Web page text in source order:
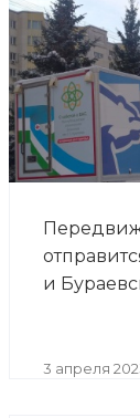
и
3 апреля